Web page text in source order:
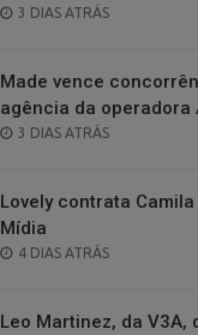
POSTED
3 DIAS ATRÁS
Made vence
agência da operadora
POSTED
3 DIAS ATRÁS
Lovely contrata
Mídia
POSTED
4 DIAS ATRÁS
Leo Martinez, da V3A,